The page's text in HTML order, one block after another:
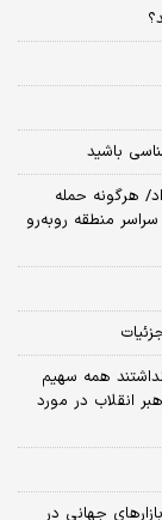
هرگونه حمله
منطقه روبه‌رو
همه سهیم
انقلاب در مورد
جهانی در